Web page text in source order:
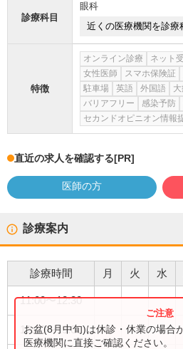
診療科目
眼科
近くの医療機関を診療
特徴
オンライン診療 ネット
女性医師
スマホ保険証
駐車場
英語 外国語
バリアフリー
感染予防
セカンドオピニオン情報
直近の求人を確認する[PR]
医師の方
診療案内
診療時間 月 火 水
11:00〜12:30
13:30〜19:00 ● ●
お盆(8月中旬)は休診・休業の場合
医療機関に直接ご確認ください。